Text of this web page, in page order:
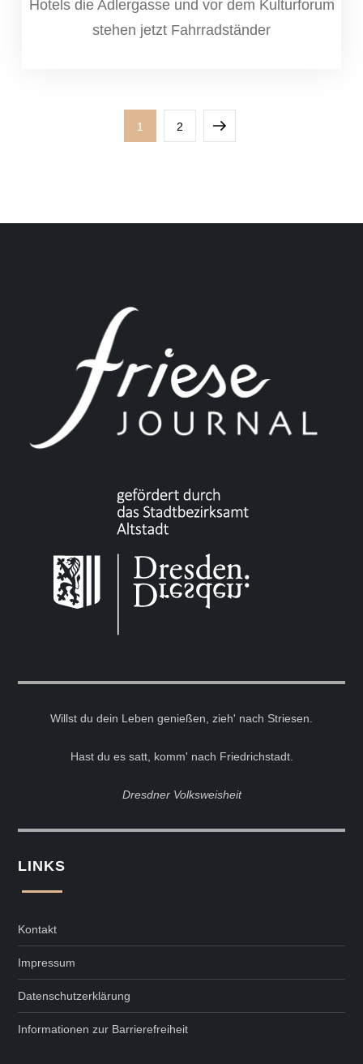
Hotels die Adlergasse und vor dem Kulturforum
stehen jetzt Fahrradständer
Seitennummerierung
Page
1 Page
2 Next
Willst du dein Leben genießen, zieh' nach Striesen.
Hast du es satt, komm' nach Friedrichstadt.
Dresdner Volksweisheit
LINKS
Kontakt
Impressum
Datenschutzerklärung
Informationen zur Barrierefreiheit